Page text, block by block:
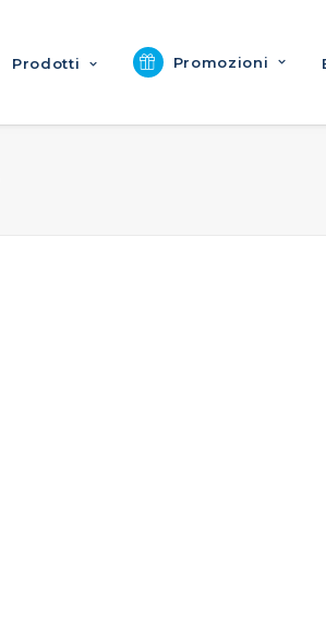
Prodotti Promozioni